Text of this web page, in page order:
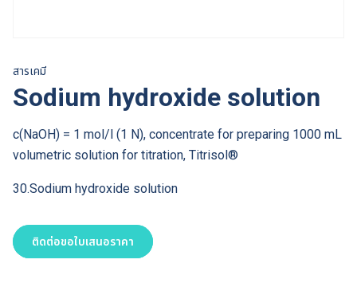
สารเคมี
Sodium hydroxide solution
c(NaOH) = 1 mol/l (1 N), concentrate for preparing 1000 mL
volumetric solution for titration, Titrisol®
30.Sodium hydroxide solution
ติดต่อขอใบเสนอราคา